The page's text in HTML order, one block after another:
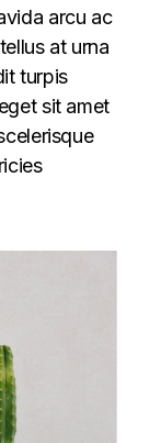
arcu ac
at urna
turpis
sit amet